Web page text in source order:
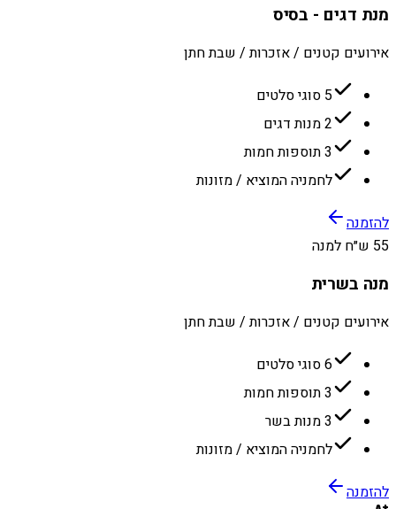
מנת דגים - בסיס
אירועים קטנים / אזכרות / שבת חתן
5 סוגי סלטים
2 מנות דגים
3 תוספות חמות
לחמניה המוציא / מזונות
להזמנה
55 ש״ח למנה
מנה בשרית
אירועים קטנים / אזכרות / שבת חתן
6 סוגי סלטים
3 תוספות חמות
3 מנות בשר
לחמניה המוציא / מזונות
להזמנה